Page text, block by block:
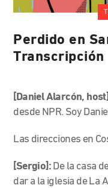
Perdido en
Transcripción
[Daniel Alarcón,
desde NPR. Soy
Las direcciones en
[Sergio]: De la casa
dar a la iglesia de La